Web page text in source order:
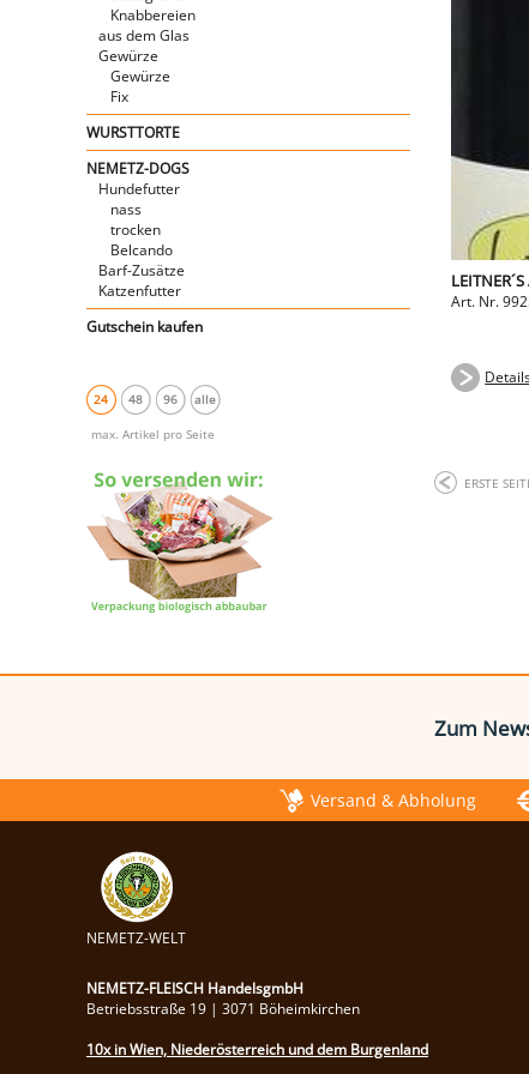
Knabbereien
aus dem Glas
Gewürze
Gewürze
Fix
WURSTTORTE
NEMETZ-DOGS
Hundefutter
nass
trocken
Belcando
Barf-Zusätze
Katzenfutter
Gutschein kaufen
24 48 96 alle
max. Artikel pro Seite
Art. Nr.
ERSTE
Zum
Versand & Abholung
NEMETZ-WELT
NEMETZ-FLEISCH HandelsgmbH
Betriebsstraße 19 | 3071 Böheimkirchen
10x in Wien, Niederösterreich und dem Burgenland